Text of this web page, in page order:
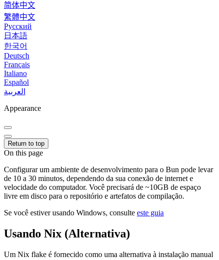
简体中文
繁體中文
Русский
日本語
한국어
Deutsch
Français
Italiano
Español
العربية
Appearance
Return to top
On this page
Configurar um ambiente de desenvolvimento para o Bun pode levar
de 10 a 30 minutos, dependendo da sua conexão de internet e
velocidade do computador. Você precisará de ~10GB de espaço
livre em disco para o repositório e artefatos de compilação.
Se você estiver usando Windows, consulte este guia
Usando Nix (Alternativa)
Um Nix flake é fornecido como uma alternativa à instalação manual